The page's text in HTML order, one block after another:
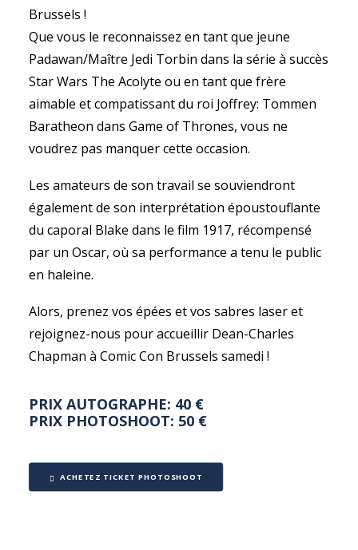
Brussels !
Que vous le reconnaissez en tant que jeune
Padawan/Maître Jedi Torbin dans la série à succès
Star Wars The Acolyte ou en tant que frère
aimable et compatissant du roi Joffrey: Tommen
Baratheon dans Game of Thrones, vous ne
voudrez pas manquer cette occasion.
Les amateurs de son travail se souviendront
également de son interprétation époustouflante
du caporal Blake dans le film 1917, récompensé
par un Oscar, où sa performance a tenu le public
en haleine.
Alors, prenez vos épées et vos sabres laser et
rejoignez-nous pour accueillir Dean-Charles
Chapman à Comic Con Brussels samedi !
PRIX AUTOGRAPHE: 40 €
PRIX PHOTOSHOOT: 50 €
ACHETEZ TICKET PHOTOSHOOT